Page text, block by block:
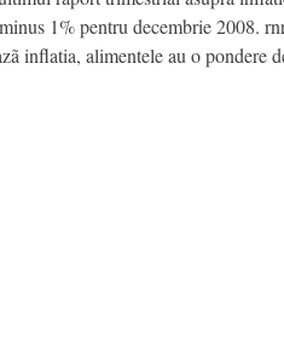
1% pentru decembrie 2008.
inflatia, alimentele au o pondere